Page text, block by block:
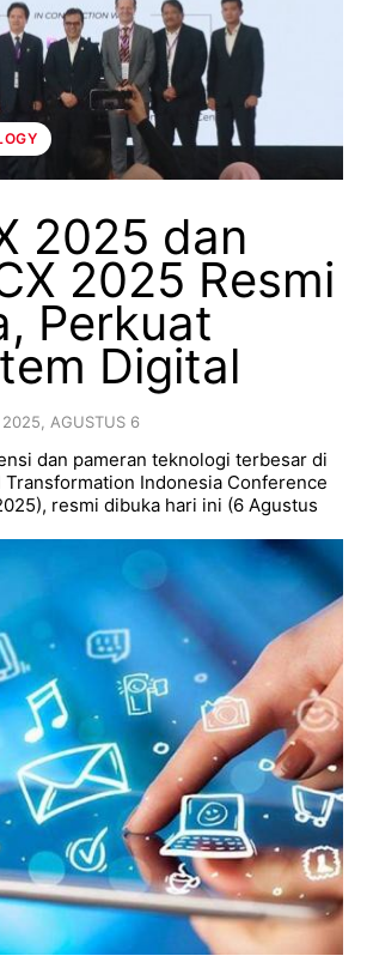
2025 dan
2025 Resmi
Perkuat
Digital
2025, AGUSTUS 6
dan pameran teknologi terbesar di
Transformation Indonesia Conference
resmi dibuka hari ini (6 Agustus